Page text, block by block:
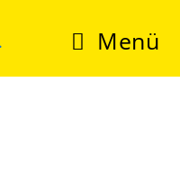
Menü